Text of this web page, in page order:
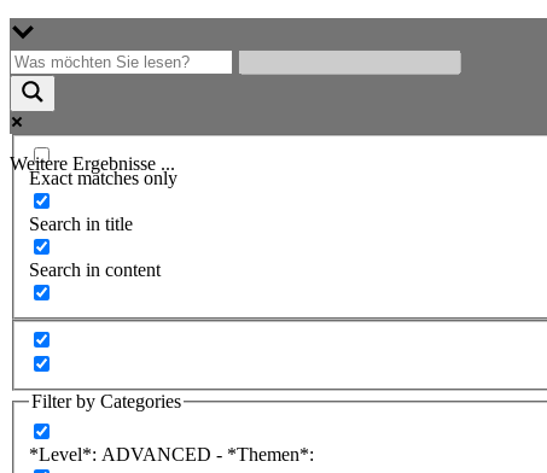
Weitere Ergebnisse ...
Exact matches only
Search in title
Search in content
Filter by Categories
*Level*: ADVANCED - *Themen*: